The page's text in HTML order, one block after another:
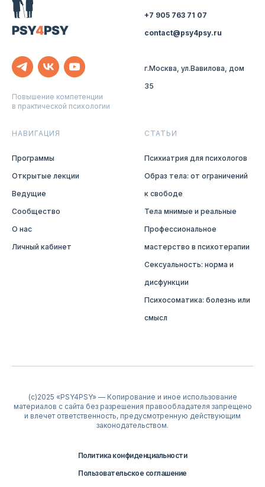
Повышение компетенции
в практической психологии
+7 905 763 71 07
contact@psy4psy.ru
г.Москва, ул.Вавилова, дом
35
НАВИГАЦИЯ
Программы
Открытые лекции
Ведущие
Сообщество
О нас
Личный кабинет
СТАТЬИ
Психиатрия для психологов
Образ тела: от ограничений
к свободе
Тела мнимые и реальные
Профессиональное
мастерство в психотерапии
Сексуальность: норма и
дисфункции
Психосоматика: болезнь или
смысл
(c)2025 «PSY4PSY» — Копирование и иное использование
материалов с сайта без разрешения правообладателя запрещено
и влечет ответственность, предусмотренную действующим
законодательством.
Политика конфиденциальности
Пользовательское соглашение